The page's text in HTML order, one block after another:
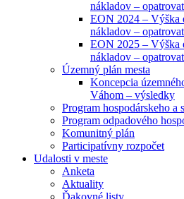
nákladov –
EON 2024 – Výška
nákladov –
EON 2025 – Výška
nákladov –
Územný plán mesta
Koncepcia
Váhom – výsledky
Program hospodárskeho a
Program odpadového
Komunitný plán
Participatívny rozpočet
Udalosti v meste
Anketa
Aktuality